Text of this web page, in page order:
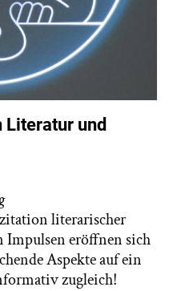
und
literarischer
Impulsen eröffnen sich
Aspekte auf ein
zugleich!